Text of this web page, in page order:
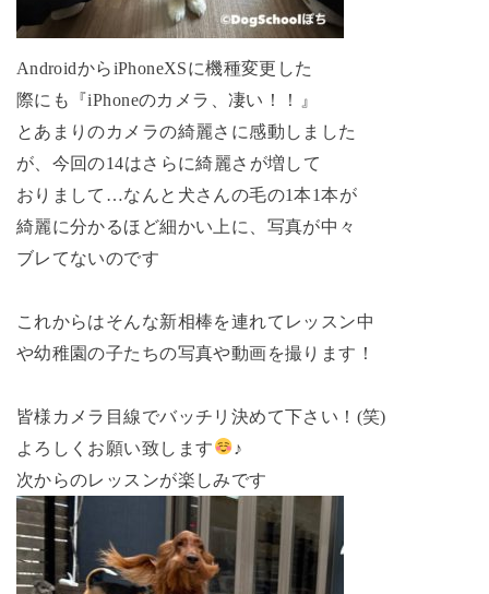
AndroidからiPhoneXSに機種変更した
際にも『iPhoneのカメラ、凄い！！』
とあまりのカメラの綺麗さに感動しました
が、今回の14はさらに綺麗さが増して
おりまして…なんと犬さんの毛の1本1本が
綺麗に分かるほど細かい上に、写真が中々
ブレてないのです
これからはそんな新相棒を連れてレッスン中
や幼稚園の子たちの写真や動画を撮ります！
皆様カメラ目線でバッチリ決めて下さい！(笑)
よろしくお願い致します
♪
次からのレッスンが楽しみです